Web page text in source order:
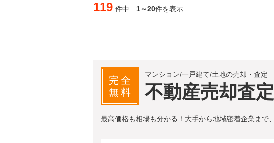
119 件中 1～20件を表示
完全
無料
マンション/一戸建て/土地の売却・査定
不動産売却査定
最高価格も相場も分かる！大手から地域密着企業まで、